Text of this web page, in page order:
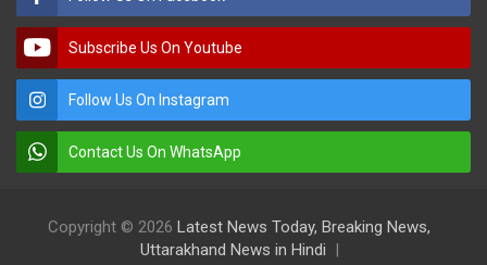
Subscribe Us On Youtube
Follow Us On Instagram
Contact Us On WhatsApp
Copyright © 2026 Latest News Today, Breaking News,
Uttarakhand News in Hindi